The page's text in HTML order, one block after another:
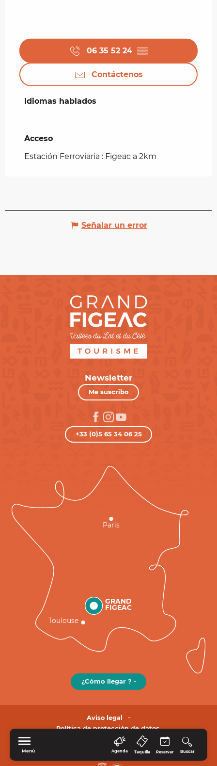
Menú Agenda Taquilla Reservar Buscar
06 35 52 24 ▒▒
Contáctenos
Idiomas hablados
Idiomas hablados
Acceso
Acceso
Estación Ferroviaria : Figeac a 2km
Señalar un error
Newsletter
Me suscribo
+33 (0)5 65 34 06 25
GRAND
FIGEAC
Toulouse
Paris
¿Cómo llegar ? -
Aviso legal
Política de protección de datos.